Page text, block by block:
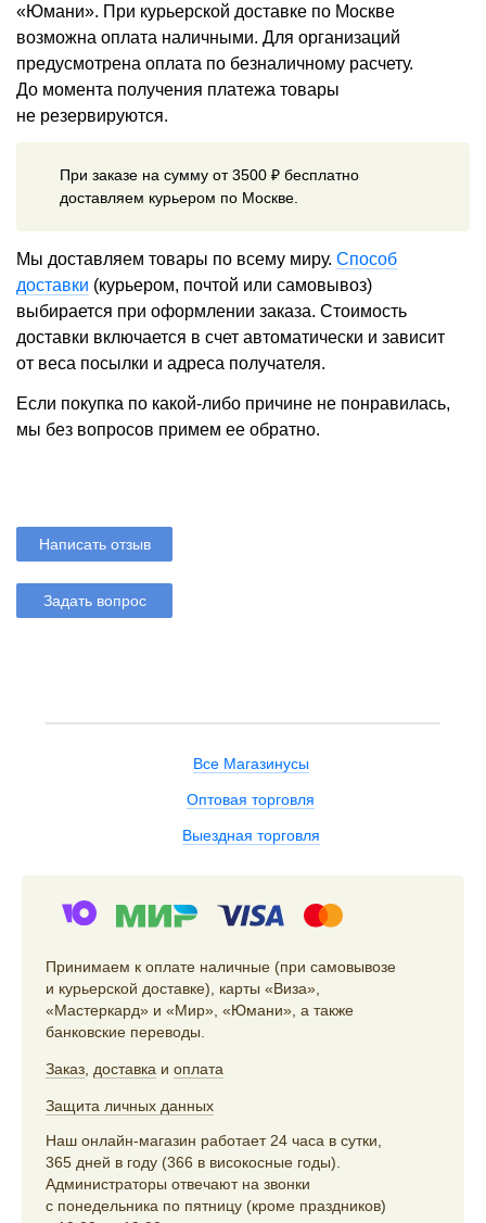
«Юмани». При курьерской доставке по Москве
возможна оплата наличными. Для организаций
предусмотрена оплата по безналичному расчету.
До момента получения платежа товары
не резервируются.
При заказе на сумму от 3500 ₽ бесплатно
доставляем курьером по Москве.
Мы доставляем товары по всему миру. Способ
доставки (курьером, почтой или самовывоз)
выбирается при оформлении заказа. Стоимость
доставки включается в счет автоматически и зависит
от веса посылки и адреса получателя.
Если покупка по какой-либо причине не понравилась,
мы без вопросов примем ее обратно.
Написать отзыв
Задать вопрос
Все Магазинусы
Оптовая торговля
Выездная торговля
Принимаем к оплате наличные (при самовывозе
и курьерской доставке), карты «Виза»,
«Мастеркард» и «Мир», «Юмани», а также
банковские переводы.
Заказ доставка и оплата
Защита личных данных
Наш онлайн-магазин работает 24 часа в сутки,
365 дней в году (366 в високосные годы).
Администраторы отвечают на звонки
с понедельника по пятницу (кроме праздников)